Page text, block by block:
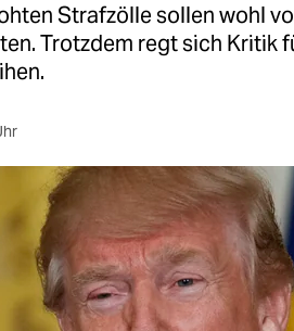
Strafzölle sollen wohl
Trotzdem regt sich Kritik